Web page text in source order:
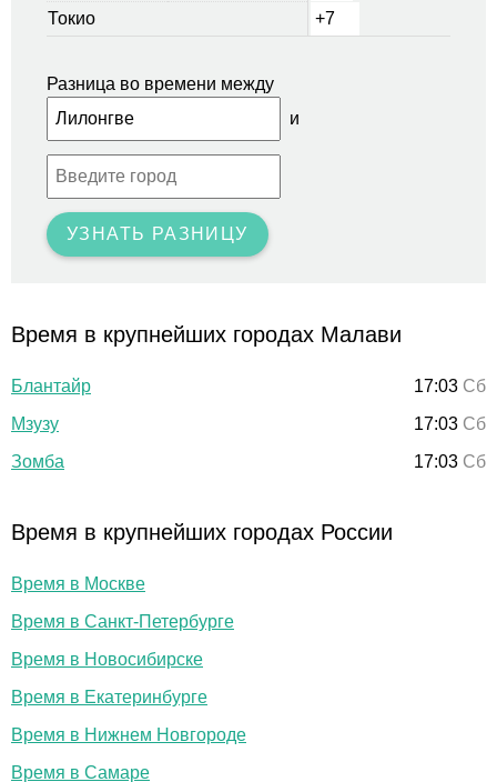
Токио
+7
Разница во времени между
и
УЗНАТЬ РАЗНИЦУ
Время в крупнейших городах Малави
Блантайр 17:03 Сб
Мзузу
17:03 Сб
Зомба
17:03 Сб
Время в крупнейших городах России
Время в Москве
Время в Санкт-Петербурге
Время в Новосибирске
Время в Екатеринбурге
Время в Нижнем Новгороде
Время в Самаре